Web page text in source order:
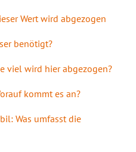
Wert wird abgezogen
benötigt?
viel wird hier abgezogen?
kommt es an?
Was umfasst die